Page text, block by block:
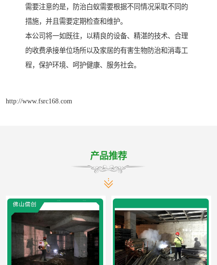
需要注意的是，防治白蚁需要根据不同情况采取不同的
措施，并且需要定期检查和维护。
本公司将一如既往，以精良的设备、精湛的技术、合理
的收费承接单位场所以及家居的有害生物防治和消毒工
程，保护环境、呵护健康、服务社会。
http://www.fsrc168.com
产品推荐